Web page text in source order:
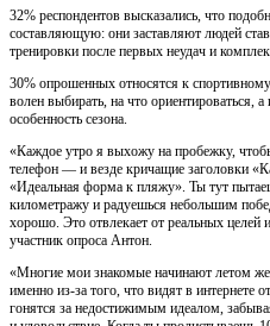
32% респондентов высказались, что
составляющую: они заставляют людей
тренировки после первых неудач и
30% опрошенных относятся к
волен выбирать, на что
особенность сезона.
«Каждое утро я выхожу на пробежку,
телефон — и везде кричащие заголовки
«Идеальная форма к пляжу». Ты тут
километражу и радуешься небольшим
хорошо. Это отвлекает от реальных
участник опроса Антон.
«Многие мои знакомые начинают летом
именно из-за того, что видят в интернете
гонятся за недостижимым идеалом,